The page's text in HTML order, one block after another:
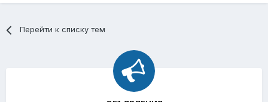
Перейти к списку тем